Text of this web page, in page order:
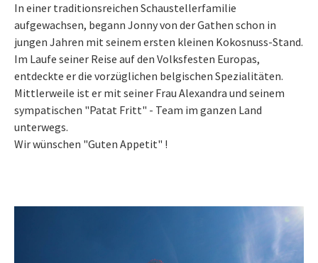
In einer traditionsreichen Schaustellerfamilie
aufgewachsen, begann Jonny von der Gathen schon in
jungen Jahren mit seinem ersten kleinen Kokosnuss-Stand.
Im Laufe seiner Reise auf den Volksfesten Europas,
entdeckte er die vorzüglichen belgischen Spezialitäten.
Mittlerweile ist er mit seiner Frau Alexandra und seinem
sympatischen "Patat Fritt" - Team im ganzen Land
unterwegs.
Wir wünschen "Guten Appetit" !